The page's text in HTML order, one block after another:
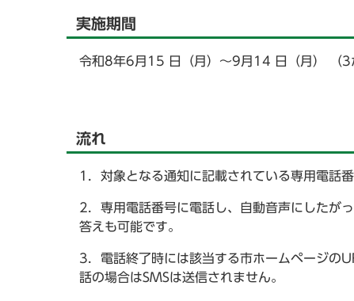
実施期間
令和8年6月15 日（月）～9月14 日（月） （3
流れ
1．対象となる通知に記載されている専用電話番
2．専用電話番号に電話し、自動音声にしたが
答えも可能です。
3．電話終了時には該当する市ホームページの
話の場合はSMSは送信されません。